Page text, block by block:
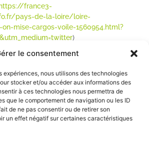
le consentement
expériences, nous utilisons des technologies
stocker et/ou accéder aux informations des
à ces technologies nous permettra de
que le comportement de navigation ou les ID
de ne pas consentir ou de retirer son
un effet négatif sur certaines caractéristiques
https://france3-
pays-de-la-loire/loire-
mise-cargos-voile-1560954.html?
)
Suivant